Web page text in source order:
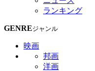
ランキング
GENREジャンル
映画
邦画
洋画